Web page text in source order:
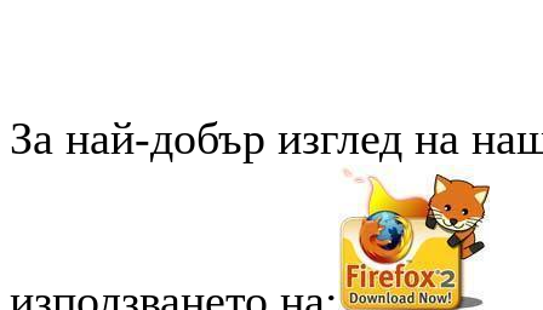
За най-добър изглед на